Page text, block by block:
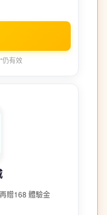
仍有效
贈168 體驗金